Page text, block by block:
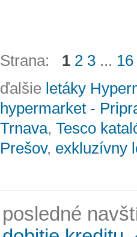
Strana: 1 2 3 ... 16
ďalšie letáky
hypermarket -
Trnava, Tesco
Prešov, exkluzívny
posledné